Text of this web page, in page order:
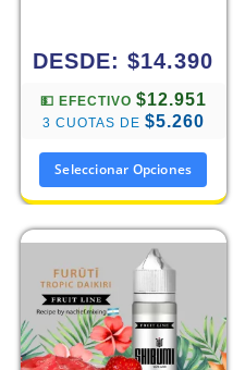
DESDE:$14.390
💵 EFECTIVO $12.951
3 CUOTAS DE $5.260
Seleccionar Opciones